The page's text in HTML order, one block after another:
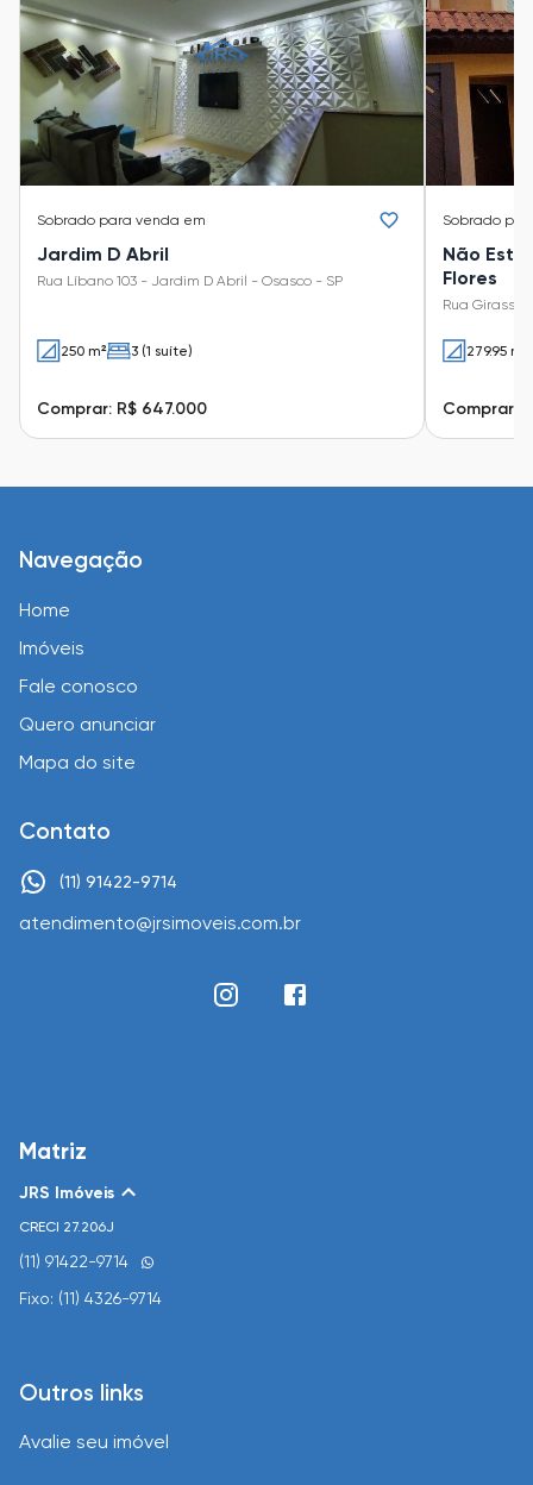
Sobrado para venda em
Jardim D Abril
Rua Líbano 103 - Jardim D Abril - Osasco - SP
250 m² 3 (1 suíte)
Comprar: R$ 647.000
Sobrado
Não
Flores
Rua
279.95 m²
Comprar:
Navegação
Home
Imóveis
Fale conosco
Quero anunciar
Mapa do site
Contato
(11) 91422-9714
atendimento@jrsimoveis.com.br
Matriz
JRS Imóveis
CRECI 27.206J
(11) 91422-9714
Fixo: (11) 4326-9714
Outros links
Avalie seu imóvel